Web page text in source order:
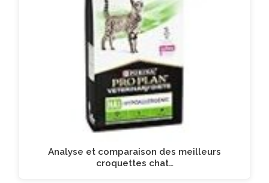
Analyse et comparaison des meilleurs
croquettes chat…